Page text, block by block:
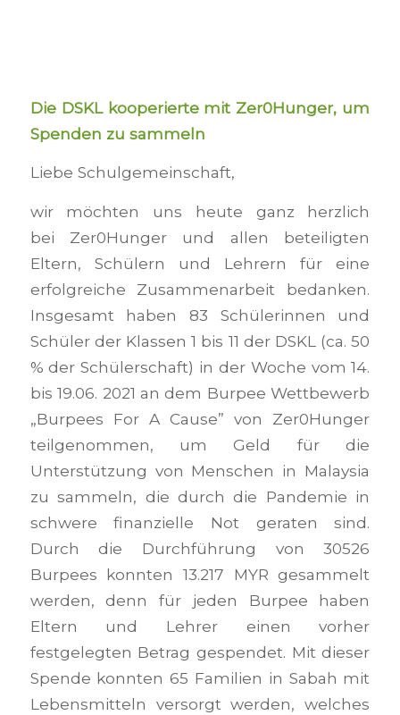
Die DSKL kooperierte mit Zer0Hunger, um
Spenden zu sammeln
Liebe Schulgemeinschaft,
wir möchten uns heute ganz herzlich
bei Zer0Hunger und allen beteiligten
Eltern, Schülern und Lehrern für eine
erfolgreiche Zusammenarbeit bedanken.
Insgesamt haben 83 Schülerinnen und
Schüler der Klassen 1 bis 11 der DSKL (ca. 50
% der Schülerschaft) in der Woche vom 14.
bis 19.06. 2021 an dem Burpee Wettbewerb
„Burpees For A Cause” von Zer0Hunger
teilgenommen, um Geld für die
Unterstützung von Menschen in Malaysia
zu sammeln, die durch die Pandemie in
schwere finanzielle Not geraten sind.
Durch die Durchführung von 30526
Burpees konnten 13.217 MYR gesammelt
werden, denn für jeden Burpee haben
Eltern und Lehrer einen vorher
festgelegten Betrag gespendet. Mit dieser
Spende konnten 65 Familien in Sabah mit
Lebensmitteln versorgt werden, welches